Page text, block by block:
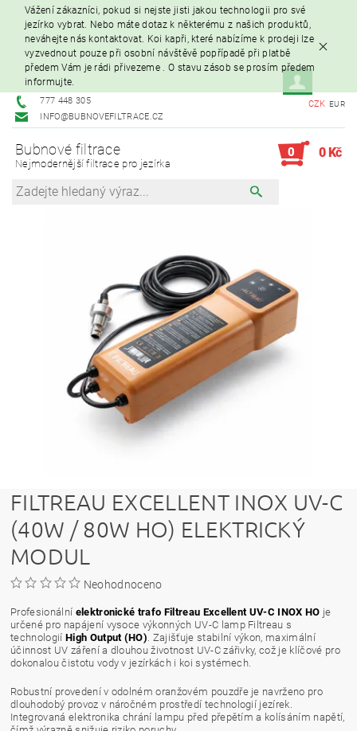
Vážení zákazníci, pokud si nejste jisti jakou technologii pro své
jezírko vybrat. Nebo máte dotaz k některému z našich produktů,
neváhejte nás kontaktovat. Koi kapři, které nabízíme k prodeji lze
vyzvednout pouze při osobní návštěvě popřípadě při platbě
předem Vám je rádi přivezeme . O stavu zásob se prosím předem
informujte.
777 448 305
INFO@BUBNOVEFILTRACE.CZ
CZK EUR
Bubnové filtrace
Nejmodernější filtrace pro jezírka
0 0 Kč
FILTREAU EXCELLENT INOX UV-C
(40W / 80W HO) ELEKTRICKÝ
MODUL
Neohodnoceno
Profesionální elektronické trafo Filtreau Excellent UV-C INOX HO je
určené pro napájení vysoce výkonných UV-C lamp Filtreau s
technologií High Output (HO) . Zajišťuje stabilní výkon, maximální
účinnost UV záření a dlouhou životnost UV-C zářivky, což je klíčové pro
dokonalou čistotu vody v jezírkách i koi systémech.
Robustní provedení v odolném oranžovém pouzdře je navrženo pro
dlouhodobý provoz v náročném prostředí technologií jezírek.
Integrovaná elektronika chrání lampu před přepětím a kolísáním napětí,